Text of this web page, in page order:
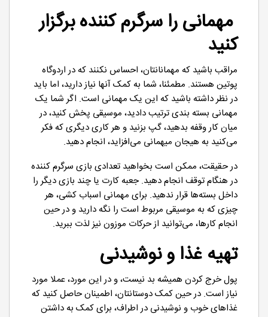
مهمانی را سرگرم کننده برگزار
کنید
مراقب باشید که مهمانانتان، احساس نکنند که در اردوگاه
پوتین هستند. مطمئنا، شما به کمک آنها نیاز دارید، اما باید
در نظر داشته باشید که این یک مهمانی است. اگر شما یک
مهمانی بسته بندی ترتیب دادید، موسیقی پخش کنید، در
میان کار وقفه بدهید، گپ بزنید و هر کاری دیگری که فکر
می‌کنید به هیجان میهمانی می‌افزاید، انجام دهید.
در حقیقت، ممکن است بخواهید تعدادی بازی سرگرم کننده
در هنگام توقف انجام دهید. جعبه کارت یا چند بازی دیگر را
داخل بسته‌ها قرار ندهید. برای مهمانی اسباب کشی، هر
چیزی که به موسیقی مربوط است را نگه دارید و در حین
انجام کارها، می‌توانید از حرکات موزون نیز لذت ببرید.
تهیه غذا و نوشیدنی
پول خرج کردن همیشه بد نیست، و در این مورد، عملا مورد
نیاز است. در حین کمک دوستانتان، اطمینان حاصل کنید که
غذاهای خوب و نوشیدنی در اطراف، برای کمک به داشتن